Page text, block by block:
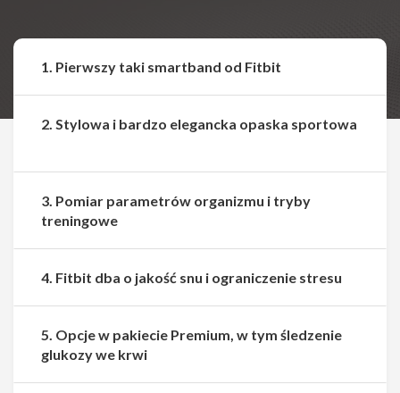
1. Pierwszy taki smartband od Fitbit
2. Stylowa i bardzo elegancka opaska sportowa
3. Pomiar parametrów organizmu i tryby
treningowe
4. Fitbit dba o jakość snu i ograniczenie stresu
5. Opcje w pakiecie Premium, w tym śledzenie
glukozy we krwi